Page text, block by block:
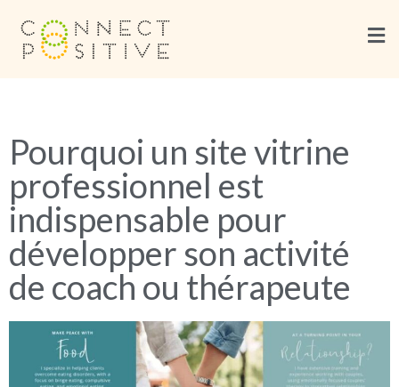
Pourquoi un site vitrine
professionnel est
indispensable pour
développer son activité
de coach ou thérapeute